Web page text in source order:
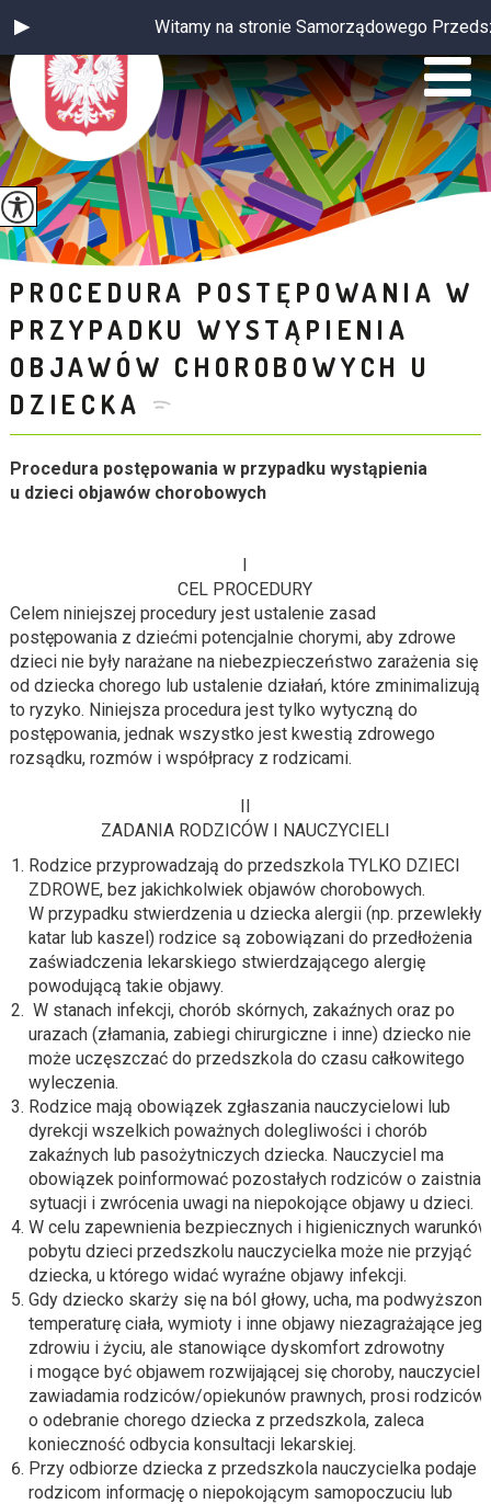
Witamy na stronie Samorządowego
PROCEDURA POSTĘPOWANIA W
PRZYPADKU WYSTĄPIENIA
OBJAWÓW CHOROBOWYCH U
DZIECKA
Procedura postępowania w przypadku wystąpienia
u dzieci objawów chorobowych
I
CEL PROCEDURY
Celem niniejszej procedury jest ustalenie zasad
postępowania z dziećmi potencjalnie chorymi, aby zdrowe
dzieci nie były narażane na niebezpieczeństwo zarażenia się
od dziecka chorego lub ustalenie działań, które zminimalizują
to ryzyko. Niniejsza procedura jest tylko wytyczną do
postępowania, jednak wszystko jest kwestią zdrowego
rozsądku, rozmów i współpracy z rodzicami.
II
ZADANIA RODZICÓW I NAUCZYCIELI
Rodzice przyprowadzają do przedszkola TYLKO DZIECI
ZDROWE, bez jakichkolwiek objawów chorobowych.
W przypadku stwierdzenia u dziecka alergii (np. przewlekły
katar lub kaszel) rodzice są zobowiązani do przedłożenia
zaświadczenia lekarskiego stwierdzającego alergię
powodującą takie objawy.
W stanach infekcji, chorób skórnych, zakaźnych oraz po
urazach (złamania, zabiegi chirurgiczne i inne) dziecko nie
może uczęszczać do przedszkola do czasu całkowitego
wyleczenia.
Rodzice mają obowiązek zgłaszania nauczycielowi lub
dyrekcji wszelkich poważnych dolegliwości i chorób
zakaźnych lub pasożytniczych dziecka. Nauczyciel ma
obowiązek poinformować pozostałych rodziców o
sytuacji i zwrócenia uwagi na niepokojące objawy u dzieci.
W celu zapewnienia bezpiecznych i higienicznych warunków
pobytu dzieci przedszkolu nauczycielka może nie przyjąć
dziecka, u którego widać wyraźne objawy infekcji.
Gdy dziecko skarży się na ból głowy, ucha, ma podwyższoną
temperaturę ciała, wymioty i inne objawy niezagrażające jego
zdrowiu i życiu, ale stanowiące dyskomfort zdrowotny
i mogące być objawem rozwijającej się choroby, nauczyciel
zawiadamia rodziców/opiekunów prawnych, prosi rodziców
o odebranie chorego dziecka z przedszkola, zaleca
konieczność odbycia konsultacji lekarskiej.
Przy odbiorze dziecka z przedszkola nauczycielka podaje
rodzicom informację o niepokojącym samopoczuciu lub